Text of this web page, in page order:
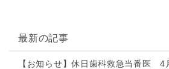
最新の記事
【お知らせ】休日歯科救急当番医 4